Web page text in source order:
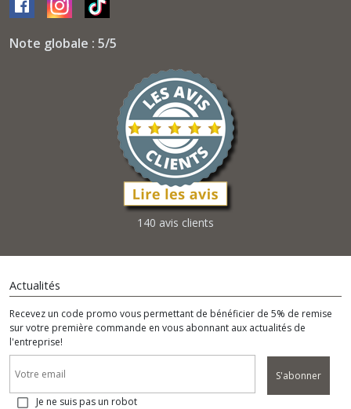
Note globale : 5/5
140 avis clients
Actualités
Recevez un code promo vous permettant de bénéficier de 5% de remise
sur votre première commande en vous abonnant aux actualités de
l'entreprise!
S'abonner
Je ne suis pas un robot